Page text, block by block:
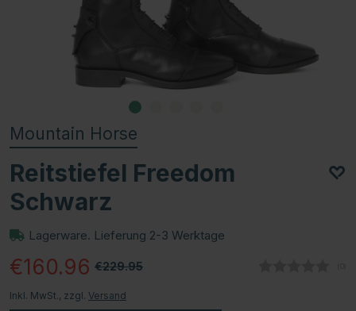
Mountain Horse
Reitstiefel Freedom
Schwarz
Lagerware. Lieferung 2-3 Werktage
€229.95
€160.96
Inkl. MwSt., zzgl. Versand